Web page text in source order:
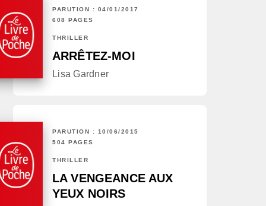
PARUTION : 04/01/2017
608 PAGES
THRILLER
ARRÊTEZ-MOI
Lisa Gardner
PARUTION : 10/06/2015
504 PAGES
THRILLER
LA VENGEANCE AUX
YEUX NOIRS